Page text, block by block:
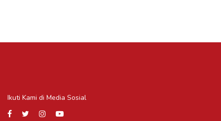
Ikuti Kami di Media Sosial